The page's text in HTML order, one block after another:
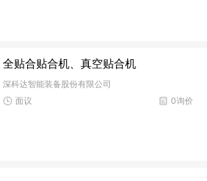
全贴合贴合机、真空贴合机
深科达智能装备股份有限公司
0询价
面议